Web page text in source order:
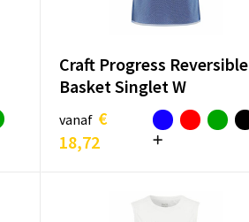
Craft Progress Reversible
Basket Singlet W
vanaf €
18,72